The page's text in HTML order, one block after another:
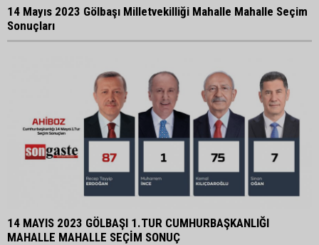
14 Mayıs 2023 Gölbaşı Milletvekilliği Mahalle Mahalle Seçim
Sonuçları
14 MAYIS 2023 GÖLBAŞI 1.TUR CUMHURBAŞKANLIĞI
MAHALLE MAHALLE SEÇİM SONUÇ